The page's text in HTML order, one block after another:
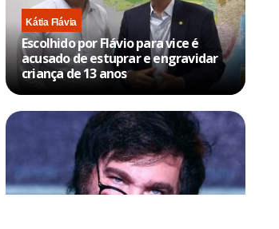
Kátia Flávia
Escolhido por Flávio para vice é
acusado de estuprar e engravidar
criança de 13 anos